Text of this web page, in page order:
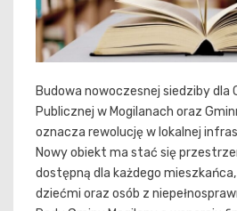
Budowa nowoczesnej siedziby dla
Publicznej w Mogilanach oraz
oznacza rewolucję w lokalnej
Nowy obiekt ma stać się
dostępną dla każdego
dziećmi oraz osób z